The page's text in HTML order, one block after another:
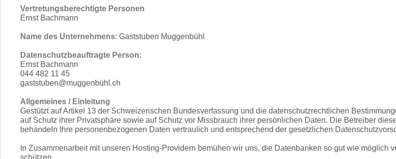
Vertretungsberechtigte Personen
Ernst Bachmann
Name des Unternehmens: Gaststuben Muggenbühl
Datenschutzbeauftragte Person:
Ernst Bachmann
044 482 11 45
gaststuben@muggenbühl.ch
Allgemeines / Einleitung
Gestützt auf Artikel 13 der Schweizerischen Bundesverfassung und die datenschutzrechtlichen
auf Schutz ihrer Privatsphäre sowie auf Schutz vor Missbrauch ihrer persönlichen Daten. Die Betreiber
behandeln Ihre personenbezogenen Daten vertraulich und entsprechend der gesetzlichen
In Zusammenarbeit mit unseren Hosting-Providern bemühen wir uns, die Datenbanken so gut wie möglich
schützen.